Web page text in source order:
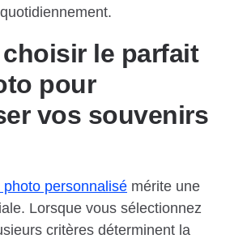
le parfait
pour
vos souvenirs
photo personnalisé mérite une
Lorsque vous sélectionnez
critères déterminent la